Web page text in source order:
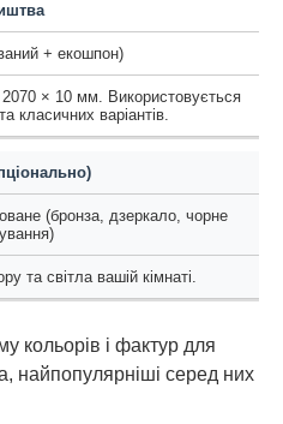
+ екошпон)
× 10 мм. Використовується
класичних варіантів.
(бронза, дзеркало, чорне
та світла вашій кімнаті.
кольорів і фактур для
найпопулярніші серед них